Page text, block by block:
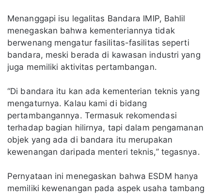
Menanggapi isu legalitas Bandara IMIP, Bahlil
menegaskan bahwa kementeriannya tidak
berwenang mengatur fasilitas-fasilitas seperti
bandara, meski berada di kawasan industri yang
juga memiliki aktivitas pertambangan.
“Di bandara itu kan ada kementerian teknis yang
mengaturnya. Kalau kami di bidang
pertambangannya. Termasuk rekomendasi
terhadap bagian hilirnya, tapi dalam pengamanan
objek yang ada di bandara itu merupakan
kewenangan daripada menteri teknis,” tegasnya.
Pernyataan ini menegaskan bahwa ESDM hanya
memiliki kewenangan pada aspek usaha tambang